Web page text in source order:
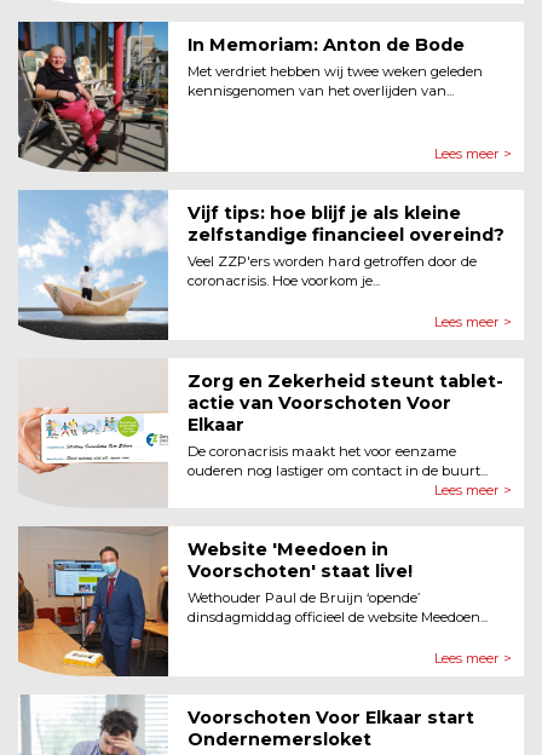
In Memoriam: Anton de Bode
Met verdriet hebben wij twee weken geleden
kennisgenomen van het overlijden van...
Lees meer >
Vijf tips: hoe blijf je als kleine
zelfstandige financieel overeind?
Veel ZZP'ers worden hard getroffen door de
coronacrisis. Hoe voorkom je...
Lees meer >
Zorg en Zekerheid steunt tablet-
actie van Voorschoten Voor
Elkaar
De coronacrisis maakt het voor eenzame
ouderen nog lastiger om contact in de buurt...
Lees meer >
Website 'Meedoen in
Voorschoten' staat live!
Wethouder Paul de Bruijn ‘opende’
dinsdagmiddag officieel de website Meedoen...
Lees meer >
Voorschoten Voor Elkaar start
Ondernemersloket